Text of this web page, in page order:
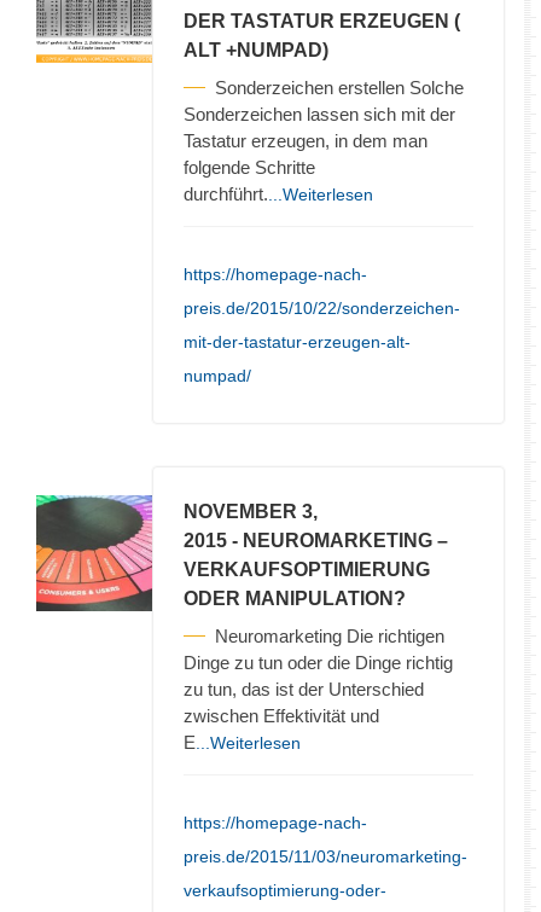
DER TASTATUR ERZEUGEN (
ALT +NUMPAD)
Sonderzeichen erstellen Solche
Sonderzeichen lassen sich mit der
Tastatur erzeugen, in dem man
folgende Schritte
durchführt. ...Weiterlesen
https://homepage-nach-
preis.de/2015/10/22/sonderzeichen-
mit-der-tastatur-erzeugen-alt-
numpad/
NOVEMBER 3,
2015 - NEUROMARKETING –
VERKAUFSOPTIMIERUNG
ODER MANIPULATION?
Neuromarketing Die richtigen
Dinge zu tun oder die Dinge richtig
zu tun, das ist der Unterschied
zwischen Effektivität und
E ...Weiterlesen
https://homepage-nach-
preis.de/2015/11/03/neuromarketing-
verkaufsoptimierung-oder-